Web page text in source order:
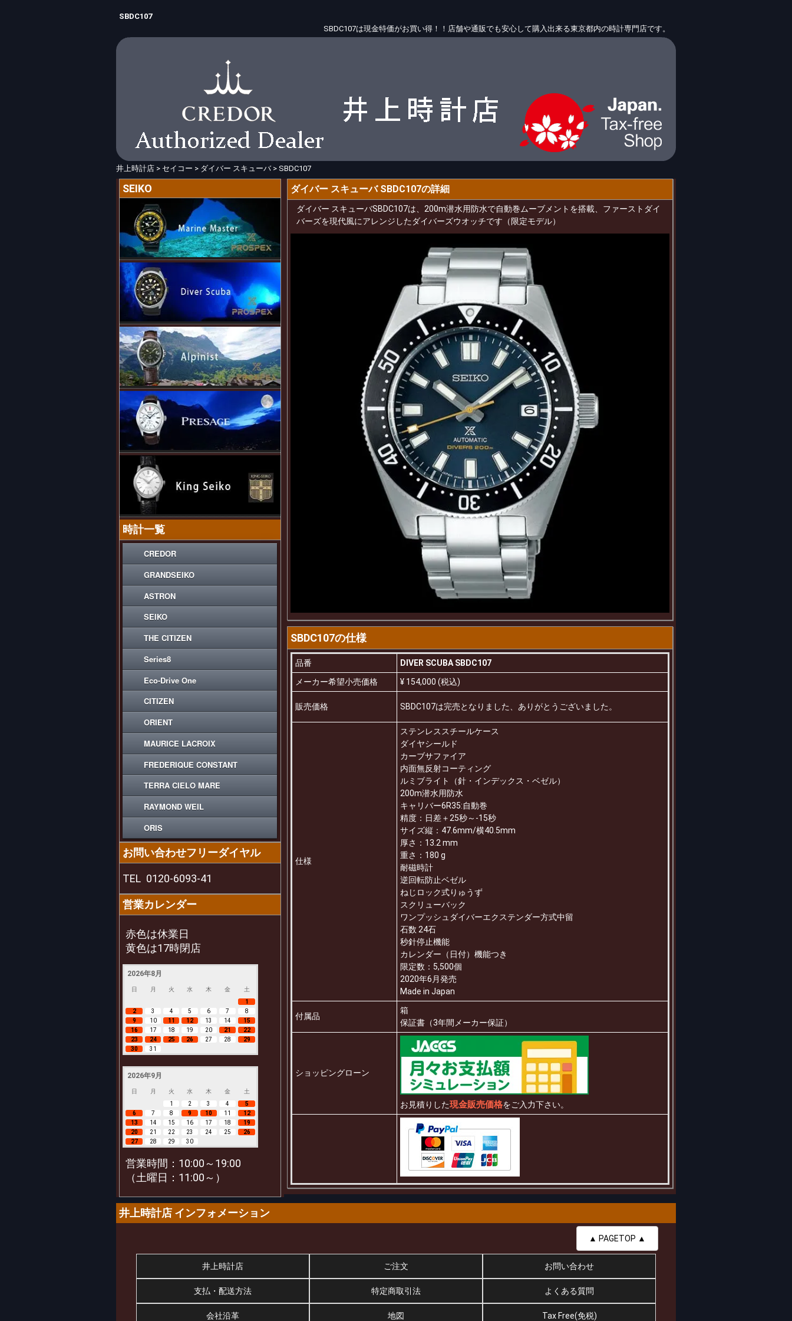
SBDC107
SBDC107は現金特価がお買い得！！店舗や通販でも安心して購入出来る東京都内の時計専門店です。
井上時計店 > セイコー > ダイバー スキューバ> SBDC107
ダイバー スキューバ SBDC107の詳細
ダイバー スキューバSBDC107は、200m潜水用防水で自動巻ムーブメントを搭載、ファーストダイ
バーズを現代風にアレンジしたダイバーズウオッチです（限定モデル）
SBDC107の仕様
品番
DIVER SCUBA SBDC107
メーカー希望小売価格
¥ 154,000 (税込)
販売価格 SBDC107は完売となりました、ありがとうございました。
仕様
ステンレススチールケース
ダイヤシールド
カーブサファイア
内面無反射コーティング
ルミブライト（針・インデックス・ベゼル）
200m潜水用防水
キャリバー6R35:自動巻
精度：日差＋25秒～-15秒
サイズ縦：47.6mm/横40.5mm
厚さ：13.2 mm
重さ：180 g
耐磁時計
逆回転防止ベゼル
ねじロック式りゅうず
スクリューバック
ワンプッシュダイバーエクステンダー方式中留
石数 24石
秒針停止機能
カレンダー（日付）機能つき
限定数：5,500個
2020年6月発売
Made in Japan
付属品
箱
保証書（3年間メーカー保証）
ショッピングローン
お見積りした現金販売価格をご入力下さい。
SEIKO
時計一覧
CREDOR
GRANDSEIKO
ASTRON
SEIKO
THE CITIZEN
Series8
Eco-Drive One
CITIZEN
ORIENT
MAURICE LACROIX
FREDERIQUE CONSTANT
TERRA CIELO MARE
RAYMOND WEIL
ORIS
お問い合わせフリーダイヤル
TEL 0120-6093-41
営業カレンダー
赤色は休業日
黄色は17時閉店
2026年8月
日 月 火 水 木 金
土
1
2
3 4 5 6 7
8
9
10 11 12 13 14
15
16
17 18 19 20 21
22
23
24 25 26 27 28
29
30
31
2026年9月
日 月 火 水 木 金
土
1
2 3 4
5
6
7 8 9 10 11
12
13
14 15 16 17 18
19
20
21 22 23 24 25
26
27
28 29 30
営業時間：10:00～19:00
（土曜日：11:00～）
井上時計店 インフォメーション
▲ PAGETOP ▲
井上時計店 ご注文 お問い合わせ
支払・配送方法 特定商取引法 よくある質問
会社沿革 地図 Tax Free(免税)